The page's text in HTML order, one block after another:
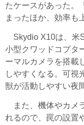
たケースがあった。
まったほか、効率も
Skydio X10は、米
小型クワッドコプタ
ーマルカメラを搭載
しやすくなる。可視
獣が活動しやすい夜
また、機体やカメ
れるので、罠の設置